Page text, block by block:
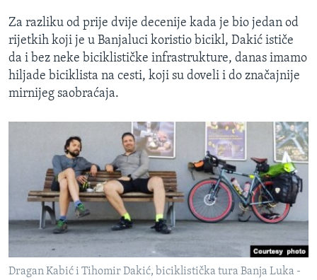
Za razliku od prije dvije decenije kada je bio jedan od
rijetkih koji je u Banjaluci koristio bicikl, Dakić ističe
da i bez neke biciklističke infrastrukture, danas imamo
hiljade biciklista na cesti, koji su doveli i do značajnije
mirnijeg saobraćaja.
Dragan Kabić i Tihomir Dakić, biciklistička tura Banja Luka -